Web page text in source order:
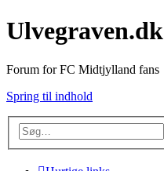
Ulvegraven.dk
Forum for FC Midtjylland fans
Spring til indhold